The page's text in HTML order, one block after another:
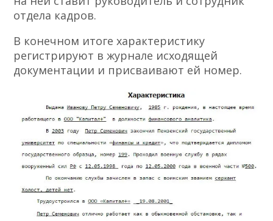
отдела кадров.
В конечном итоге характеристику
регистрируют в журнале исходящей
документации и присваивают ей номер.